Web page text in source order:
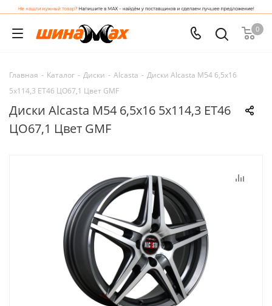
0
Главная - Каталог - Диски - Alcasta - Диски Alcasta M54 6,5x16
5x114,3 ET46 ЦО67,1 Цвет GMF
Диски Alcasta M54 6,5x16 5x114,3 ET46
ЦО67,1 Цвет GMF